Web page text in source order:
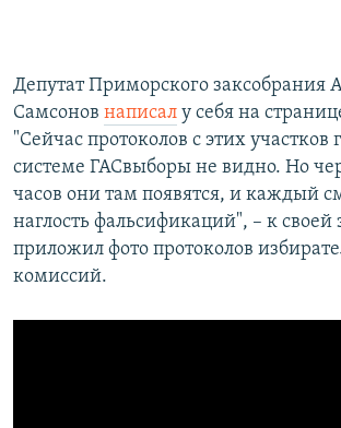
Депутат Приморского заксобрания
Самсонов написал у себя на
"Сейчас протоколов с этих участков
системе ГАСвыборы не видно. Но
часов они там появятся, и каждый
наглость фальсификаций", – к своей
приложил фото протоколов
комиссий.